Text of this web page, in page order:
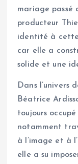
mariage passé
producteur
identité à
car elle a
solide et une
Dans l’univers
Béatrice
toujours
notamment
à l’image et à
elle a su